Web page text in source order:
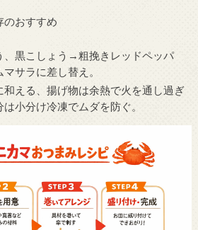
のおすすめ
黒こしょう→粗挽きレッドペッパ
サラに差し替え。
える、揚げ物は余熱で火を通し過ぎ
小分け冷凍でムダを防ぐ。